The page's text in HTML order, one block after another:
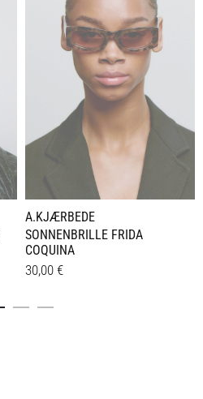
A.KJÆRBEDE
SONNENBRILLE FRIDA
COQUINA
30,00 €